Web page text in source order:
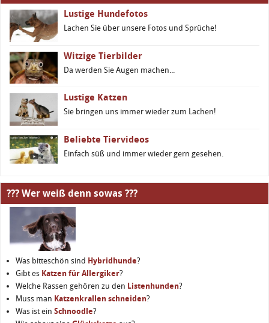
Lustige Hundefotos
Lachen Sie über unsere Fotos und Sprüche!
Witzige Tierbilder
Da werden Sie Augen machen...
Lustige Katzen
Sie bringen uns immer wieder zum Lachen!
Beliebte Tiervideos
Einfach süß und immer wieder gern gesehen.
??? Wer weiß denn sowas ???
Was bitteschön sind Hybridhunde?
Gibt es Katzen für Allergiker?
Welche Rassen gehören zu den Listenhunden?
Muss man Katzenkrallen schneiden?
Was ist ein Schnoodle?